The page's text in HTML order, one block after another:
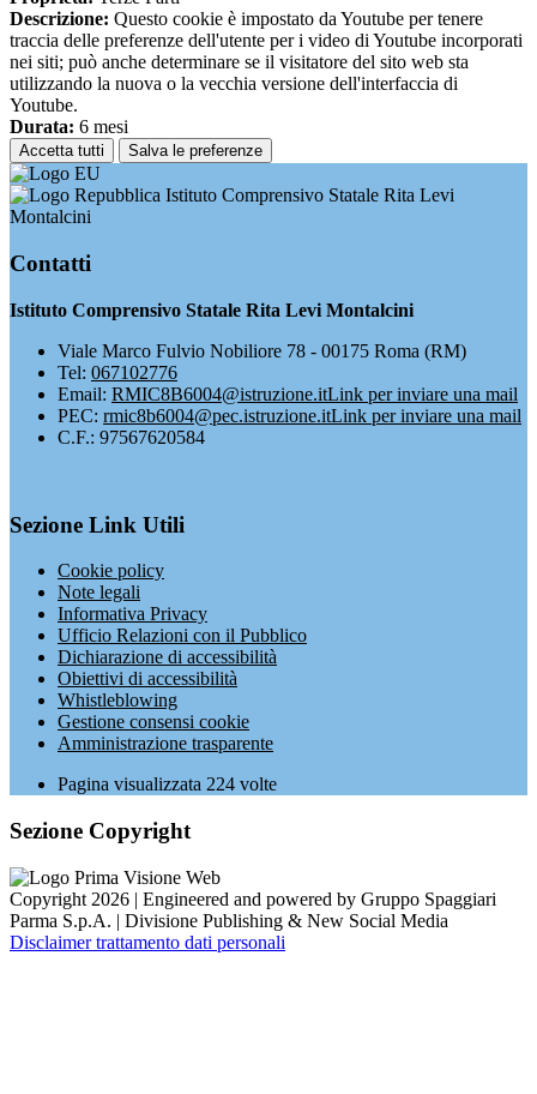
Descrizione: Questo cookie è impostato da Youtube per tenere
traccia delle preferenze dell'utente per i video di Youtube incorporati
nei siti; può anche determinare se il visitatore del sito web sta
utilizzando la nuova o la vecchia versione dell'interfaccia di
Youtube.
Durata: 6 mesi
Accetta tutti Salva le preferenze
Istituto Comprensivo Statale Rita Levi
Montalcini
Contatti
Istituto Comprensivo Statale Rita Levi Montalcini
Viale Marco Fulvio Nobiliore 78 - 00175 Roma (RM)
Tel: 067102776
Email: RMIC8B6004@istruzione.itLink per inviare una mail
PEC: rmic8b6004@pec.istruzione.itLink per inviare una mail
C.F.: 97567620584
Sezione Link Utili
Cookie policy
Note legali
Informativa Privacy
Ufficio Relazioni con il Pubblico
Dichiarazione di accessibilità
Obiettivi di accessibilità
Whistleblowing
Gestione consensi cookie
Amministrazione trasparente
Pagina visualizzata 224 volte
Sezione Copyright
Copyright 2026 | Engineered and powered by Gruppo Spaggiari
Parma S.p.A. | Divisione Publishing & New Social Media
Disclaimer trattamento dati personali